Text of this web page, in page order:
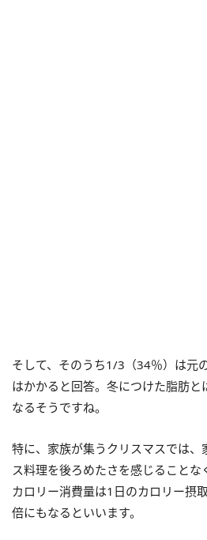
そして、そのうち1/3（34％）は元
はかかると回答。冬につけた脂肪と
なるそうですね。
特に、家族が集うクリスマスでは、
ス料理を後ろめたさを感じること
カロリー消費量は1日のカロリー摂
倍にもなるといいます。